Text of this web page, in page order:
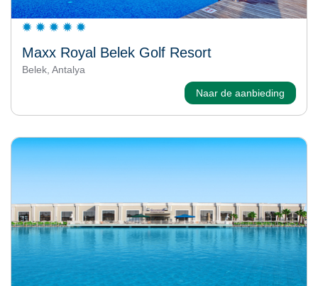
Maxx Royal Belek Golf Resort
Belek, Antalya
Naar de aanbieding